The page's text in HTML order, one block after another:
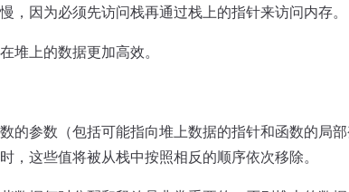
，因为必须先访问栈再通过栈上的指针来访问内存。
堆上的数据更加高效。
的参数（包括可能指向堆上数据的指针和函数的局
，这些值将被从栈中按照相反的顺序依次移除。